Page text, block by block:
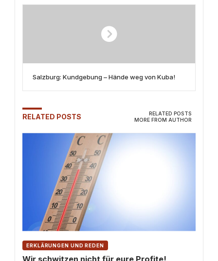
Salzburg: Kundgebung – Hände weg von Kuba!
RELATED POSTS
RELATED POSTS
MORE FROM AUTHOR
ERKLÄRUNGEN UND REDEN